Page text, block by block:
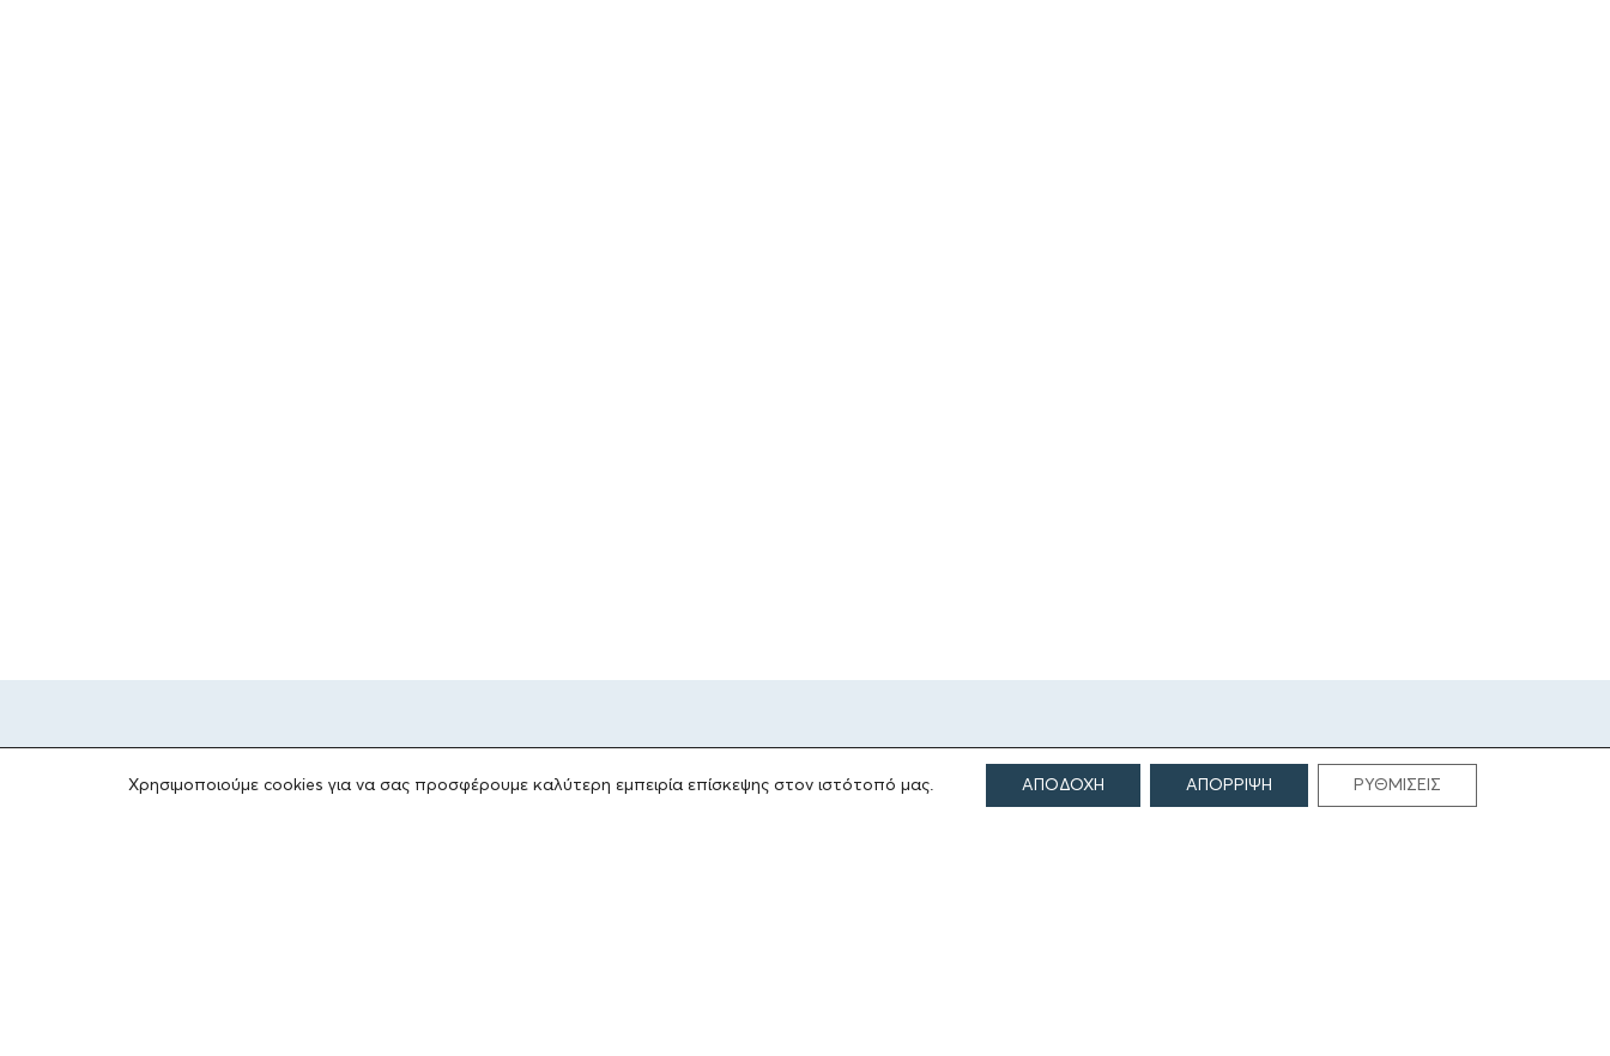
Χρησιμοποιούμε cookies για να σας προσφέρουμε καλύτερη εμπειρία επίσκεψης στον ιστότοπό μας. ΑΠΟΔΟΧΗ ΑΠΟΡΡΙΨΗ ΡΥΘΜΙΣΕΙΣ